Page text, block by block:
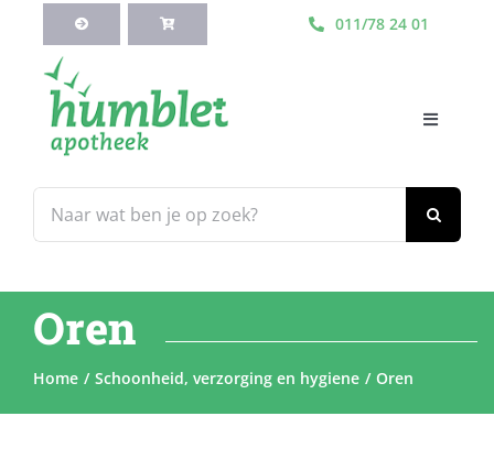
inhoud
011/78 24 01
naar:
Toggle
Webshop
Blog
Oren
Home Schoonheid, verzorging en hygiene Oren